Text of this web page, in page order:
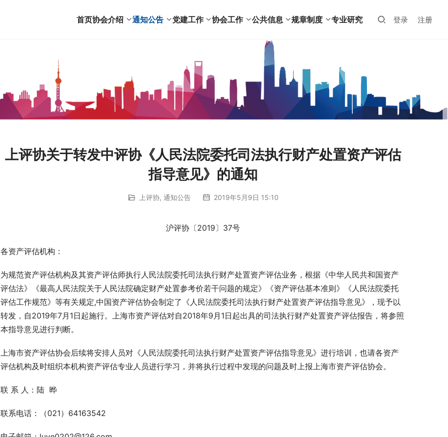
首页协会介绍 通知公告 党建工作 协会工作 公共信息 规章制度 专业研究 登录 注册
上评协关于转发中评协《人民法院委托司法执行财产处置资产评估
指导意见》的通知
上评协, 通知公告 2019年5月9日 15:10
沪评协〔2019〕37号
各资产评估机构：
为规范资产评估机构及其资产评估师执行人民法院委托司法执行财产处置资产评估业务，根据《中华人民共和国资产
评估法》《最高人民法院关于人民法院确定财产处置参考价若干问题的规定》《资产评估基本准则》《人民法院委托
评估工作规范》等有关规定,中国资产评估协会制定了《人民法院委托司法执行财产处置资产评估指导意见》，现予以
转发，自2019年7月1日起施行。上海市资产评估对自2018年9月1日起出具的司法执行财产处置资产评估报告，将参照
本指导意见进行判断。
上海市资产评估协会后续将安排人员对《人民法院委托司法执行财产处置资产评估指导意见》进行培训，也请各资产
评估机构及时组织本机构资产评估专业人员进行学习，并将执行过程中发现的问题及时上报上海市资产评估协会。
联 系 人：陆  晔
联系电话：（021）64163542